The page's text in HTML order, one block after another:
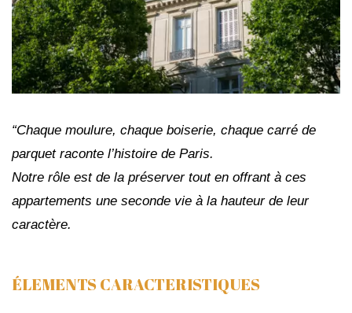
“Chaque moulure, chaque boiserie, chaque carré de
parquet raconte l’histoire de Paris.
Notre rôle est de la préserver tout en offrant à ces
appartements une seconde vie à la hauteur de leur
caractère.
ÉLEMENTS CARACTERISTIQUES